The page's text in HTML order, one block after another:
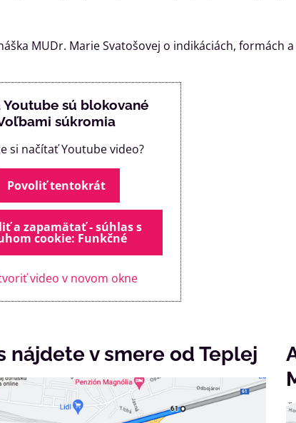
MUDr. Marie Svatošovej o indikáciách, formách
Youtube sú blokované
súkromia
si načítať Youtube video?
Povoliť tentokrát
a zapamätať - súhlas s
cookie: Funkčné
video v novom okne
nájdete v smere od Teplej